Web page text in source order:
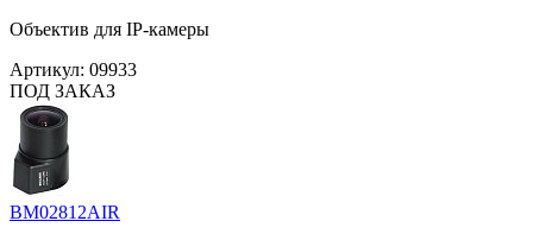
Объектив для IP-камеры
Артикул: 09933
ПОД ЗАКАЗ
BM02812AIR